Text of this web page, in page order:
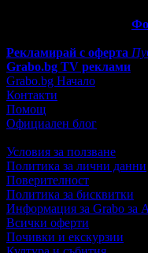
Рекламирай с оферта
Grabo.bg TV реклами
Grabo.bg Начало
Контакти
Помощ
Официален блог
Условия за ползване
Политика за лични данни
Поверителност
Политика за бисквитки
Информация за Grabo за
Всички оферти
Почивки и екскурзии